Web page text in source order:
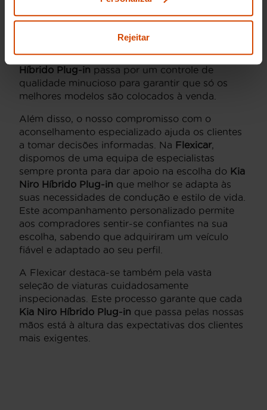
Rejeitar
devido à nossa vasta experiência no mercado
automóvel em Portugal. Oferecemos aos nossos
confiança, graças ao nosso rígido processo de
inspeção das viaturas disponíveis. CadaKia Niro
Híbrido Plug-in passa por um controle de
qualidade minucioso para garantir que só os
melhores modelos são colocados à venda.
Além disso, o nosso compromisso com o
aconselhamento especializado ajuda os clientes
a tomar decisões informadas. Na Flexicar,
dispomos de uma equipa de especialistas
sempre pronta para dar apoio na escolha do Kia
Niro Híbrido Plug-in que melhor se adapta às
suas necessidades de condução e estilo de vida.
Este acompanhamento personalizado permite
aos compradores sentir-se confiantes na sua
escolha, sabendo que adquiriram um veículo
fiável e adaptado ao seu perfil.
A Flexicar destaca-se também pela vasta
seleção de viaturas cuidadosamente
inspecionadas. Este processo garante que cada
Kia Niro Híbrido Plug-in que passa pelas nossas
mãos está à altura das expectativas dos clientes
mais exigentes.